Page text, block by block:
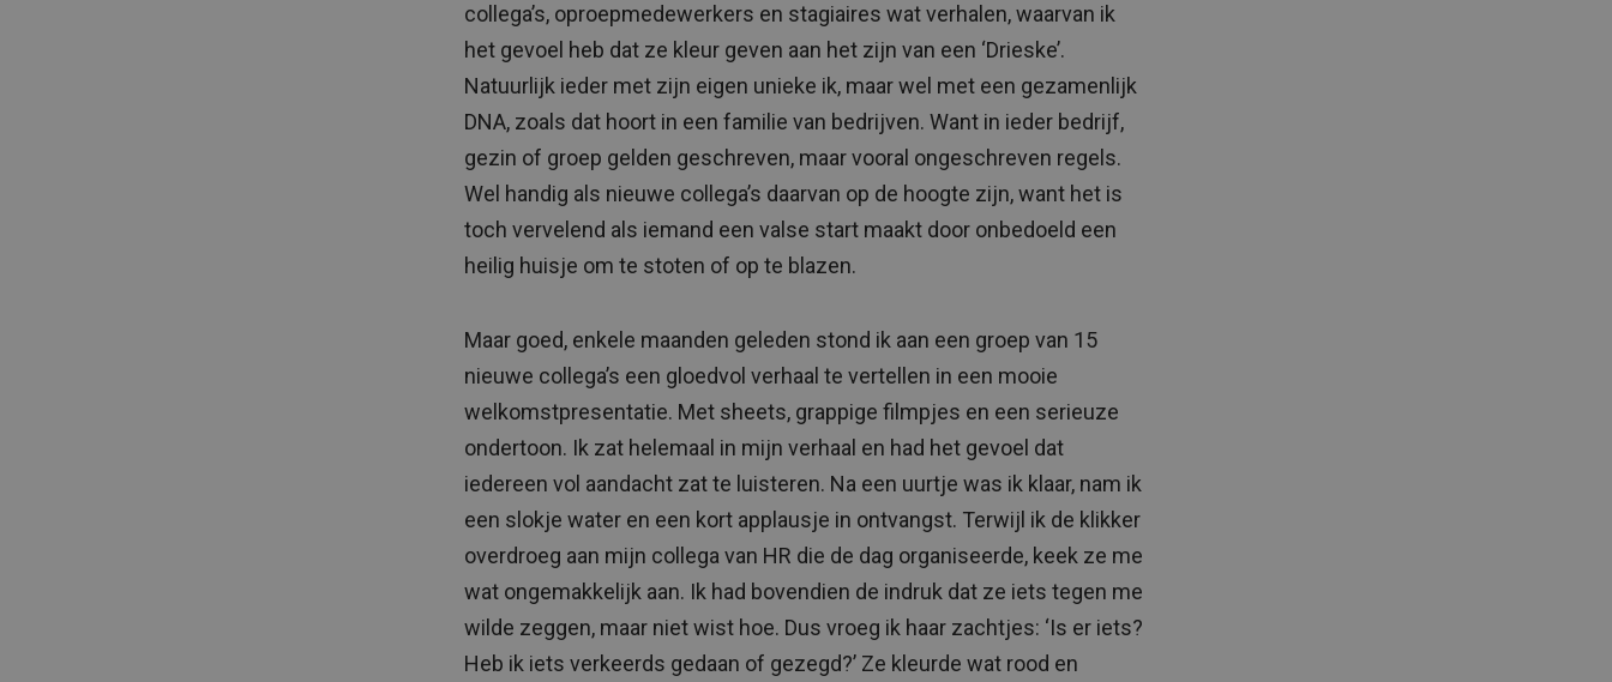
collega’s, oproepmedewerkers en stagiaires wat verhalen, waarvan ik
het gevoel heb dat ze kleur geven aan het zijn van een ‘Drieske’.
Natuurlijk ieder met zijn eigen unieke ik, maar wel met een gezamenlijk
DNA, zoals dat hoort in een familie van bedrijven. Want in ieder bedrijf,
gezin of groep gelden geschreven, maar vooral ongeschreven regels.
Wel handig als nieuwe collega’s daarvan op de hoogte zijn, want het is
toch vervelend als iemand een valse start maakt door onbedoeld een
heilig huisje om te stoten of op te blazen.
Maar goed, enkele maanden geleden stond ik aan een groep van 15
nieuwe collega’s een gloedvol verhaal te vertellen in een mooie
welkomstpresentatie. Met sheets, grappige filmpjes en een serieuze
ondertoon. Ik zat helemaal in mijn verhaal en had het gevoel dat
iedereen vol aandacht zat te luisteren. Na een uurtje was ik klaar, nam ik
een slokje water en een kort applausje in ontvangst. Terwijl ik de klikker
overdroeg aan mijn collega van HR die de dag organiseerde, keek ze me
wat ongemakkelijk aan. Ik had bovendien de indruk dat ze iets tegen me
wilde zeggen, maar niet wist hoe. Dus vroeg ik haar zachtjes: ‘Is er iets?
Heb ik iets verkeerds gedaan of gezegd?’ Ze kleurde wat rood en